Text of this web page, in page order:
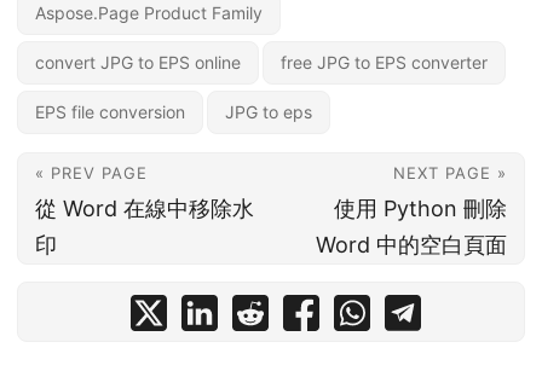
Aspose.Page Product Family
convert JPG to EPS online free JPG to EPS converter
EPS file conversion JPG to eps
« PREV PAGE
從 Word 在線中移除水
印
NEXT PAGE »
使用 Python 刪除
Word 中的空白頁面